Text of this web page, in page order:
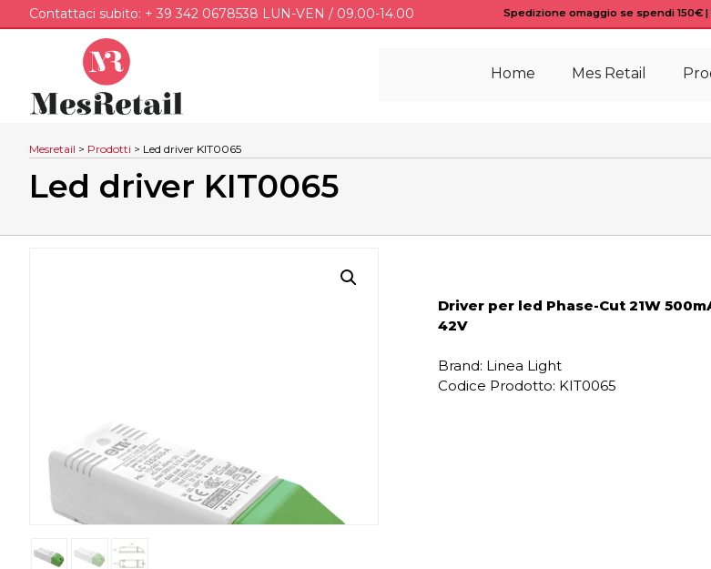
Contattaci subito: + 39 342 0678538 LUN-VEN / 09.00-14.00 Spedizione omaggio se spendi 150€
Home Mes Retail
Mesretail > Prodotti > Led driver KIT0065
Led driver KIT0065
Driver per led Phase-Cut 21W
42V
Brand: Linea Light
Codice Prodotto: KIT0065